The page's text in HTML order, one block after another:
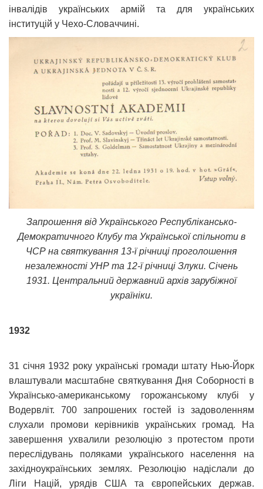
інвалідів українських армій та для українських
інституцій у Чехо-Словаччині.
Запрошення від Українського Республікансько-
Демократичного Клубу та Української спільноти в
ЧСР на святкування 13-ї річниці проголошення
незалежності УНР та 12-ї річниці Злуки. Січень
1931. Центральний державний архів зарубіжної
україніки.
1932
31 січня 1932 року українські громади штату Нью-Йорк
влаштували масштабне святкування Дня Соборності в
Українсько-американському горожанському клубі у
Водервліт. 700 запрошених гостей із задоволенням
слухали промови керівників українських громад. На
завершення ухвалили резолюцію з протестом проти
переслідувань поляками українського населення на
західноукраїнських землях. Резолюцію надіслали до
Ліги Націй, урядів США та європейських держав.